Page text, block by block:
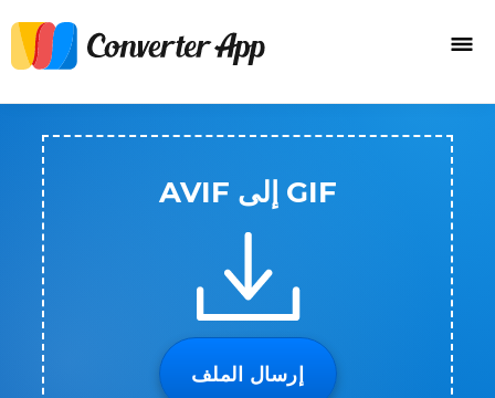
GIF إلى AVIF
إرسال الملف